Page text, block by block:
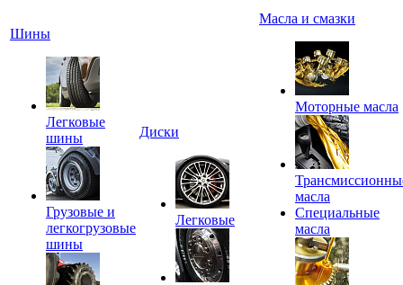
Шины
Легковые
шины
Грузовые и
легкогрузовые
шины
Диски
Легковые
Масла и смазки
Моторные масла
масла
Специальные
масла